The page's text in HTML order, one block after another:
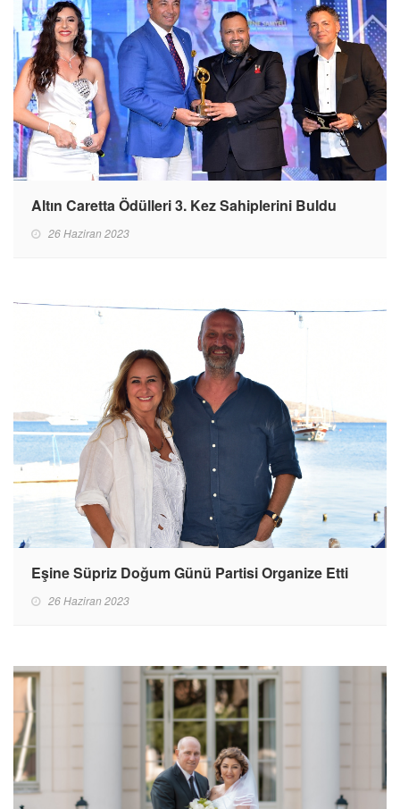
Altın Caretta Ödülleri 3. Kez Sahiplerini Buldu
26 Haziran 2023
Eşine Süpriz Doğum Günü Partisi Organize Etti
26 Haziran 2023